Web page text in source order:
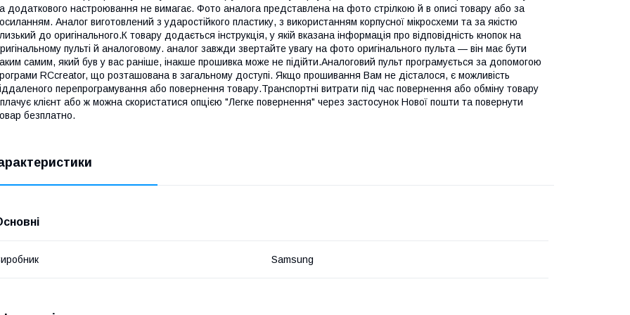
додаткового настроювання не вимагає. Фото аналога представлена на фото стрілкою й в описі товару або за
Аналог виготовлений з ударостійкого пластику, з використанням корпусної мікросхеми та за якістю
до оригінального.К товару додається інструкція, у якій вказана інформація про відповідність кнопок на
пульті й аналоговому. аналог завжди звертайте увагу на фото оригінального пульта — він має бути
самим, який був у вас раніше, інакше прошивка може не підійти.Аналоговий пульт програмується за допомогою
RCcreator, що розташована в загальному доступі. Якщо прошивання Вам не дісталося, є можливість
перепрограмування або повернення товару.Транспортні витрати під час повернення або обміну товару
клієнт або ж можна скористатися опцією "Легке повернення" через застосунок Нової пошти та повернути
безплатно.
Samsung